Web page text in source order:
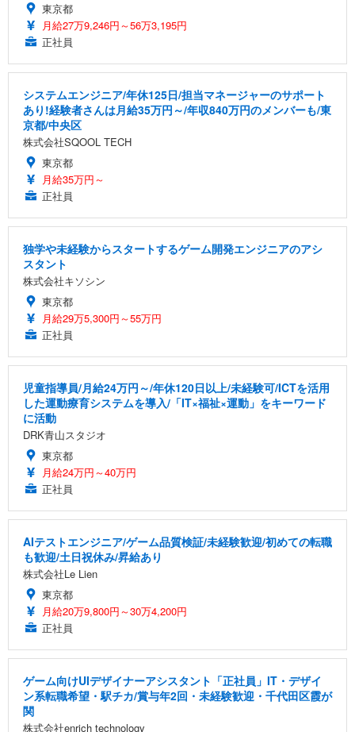
東京都
月給27万9,246円～56万3,195円
正社員
システムエンジニア/年休125日/担当マネージャーのサポート
あり!経験者さんは月給35万円～/年収840万円のメンバーも/東
京都/中央区
株式会社SQOOL TECH
東京都
月給35万円～
正社員
独学や未経験からスタートするゲーム開発エンジニアのアシ
スタント
株式会社キソシン
東京都
月給29万5,300円～55万円
正社員
児童指導員/月給24万円～/年休120日以上/未経験可/ICTを活用
した運動療育システムを導入/「IT×福祉×運動」をキーワード
に活動
DRK青山スタジオ
東京都
月給24万円～40万円
正社員
AIテストエンジニア/ゲーム品質検証/未経験歓迎/初めての転職
も歓迎/土日祝休み/昇給あり
株式会社Le Lien
東京都
月給20万9,800円～30万4,200円
正社員
ゲーム向けUIデザイナーアシスタント「正社員」IT・デザイ
ン系転職希望・駅チカ/賞与年2回・未経験歓迎・千代田区霞が
関
株式会社enrich technology